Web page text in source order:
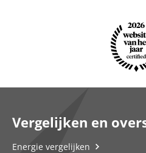
Vergelijken en
Energie vergelijken